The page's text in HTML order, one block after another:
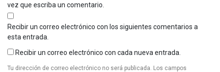
vez que escriba un comentario.
Recibir un correo electrónico con los siguientes comentarios a
esta entrada.
Recibir un correo electrónico con cada nueva entrada.
Tu dirección de correo electrónico no será publicada. Los campos